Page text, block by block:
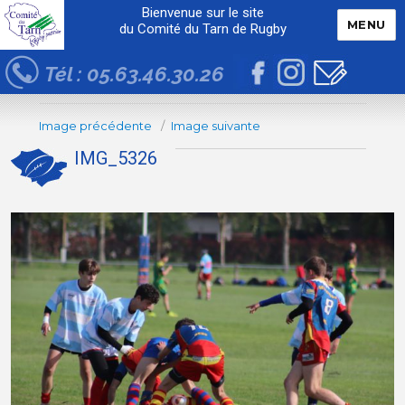
Bienvenue sur le site
du Comité du Tarn de Rugby
Tél : 05.63.46.30.26
MENU
Image précédente Image suivante
IMG_5326